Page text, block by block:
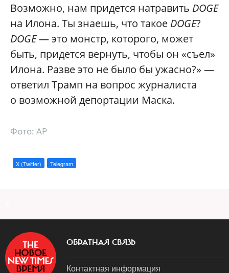
Возможно, нам придется натравить DOGE
на Илона. Ты знаешь, что такое DOGE?
DOGE— это монстр, которого, может
быть, придется вернуть, чтобы он «съел»
Илона. Разве это не было бы ужасно?» —
ответил Трамп на вопрос журналиста
о возможной депортации Маска.
Фото: AP
X (Twitter) Telegram
ОБРАТНАЯ СВЯЗЬ
Контактная информация